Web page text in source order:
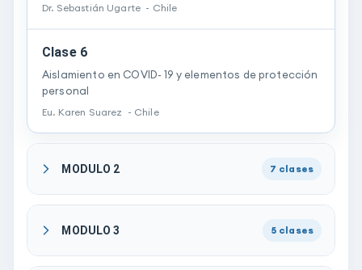
Dr. Sebastián Ugarte - Chile
Clase 6
Aislamiento en COVID- 19 y elementos de protección
personal
Eu. Karen Suarez - Chile
MODULO 2 7 clases
MODULO 3 5 clases